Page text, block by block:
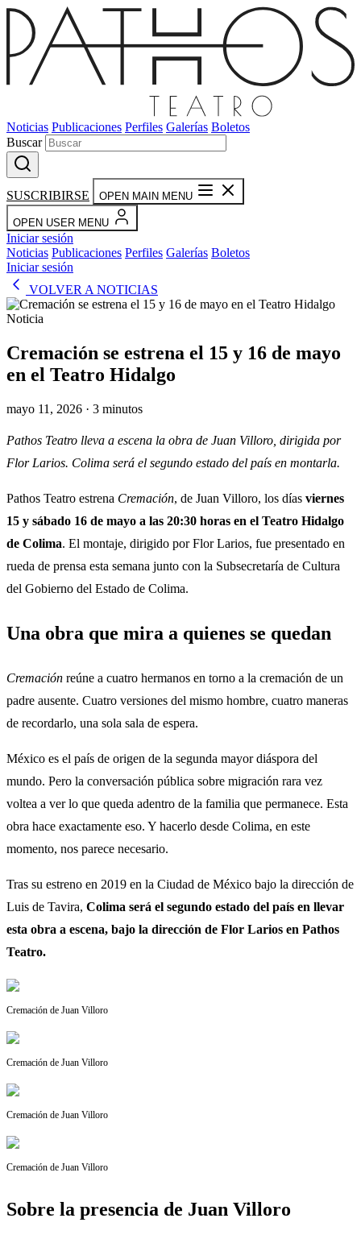
Noticias Publicaciones Perfiles Galerías Boletos
Buscar
SUSCRIBIRSE OPEN MAIN MENU
OPEN USER MENU
Iniciar sesión
Noticias Publicaciones Perfiles Galerías Boletos
Iniciar sesión
VOLVER A NOTICIAS
Noticia
Cremación se estrena el 15 y 16 de mayo
en el Teatro Hidalgo
mayo 11, 2026 · 3 minutos
Pathos Teatro lleva a escena la obra de Juan Villoro, dirigida por
Flor Larios. Colima será el segundo estado del país en montarla.
Pathos Teatro estrena Cremación, de Juan Villoro, los días viernes
15 y sábado 16 de mayo a las 20:30 horas en el Teatro Hidalgo
de Colima. El montaje, dirigido por Flor Larios, fue presentado en
rueda de prensa esta semana junto con la Subsecretaría de Cultura
del Gobierno del Estado de Colima.
Una obra que mira a quienes se quedan
Cremación reúne a cuatro hermanos en torno a la cremación de un
padre ausente. Cuatro versiones del mismo hombre, cuatro maneras
de recordarlo, una sola sala de espera.
México es el país de origen de la segunda mayor diáspora del
mundo. Pero la conversación pública sobre migración rara vez
voltea a ver lo que queda adentro de la familia que permanece. Esta
obra hace exactamente eso. Y hacerlo desde Colima, en este
momento, nos parece necesario.
Tras su estreno en 2019 en la Ciudad de México bajo la dirección de
Luis de Tavira, Colima será el segundo estado del país en llevar
esta obra a escena, bajo la dirección de Flor Larios en Pathos
Teatro.
Cremación de Juan Villoro
Cremación de Juan Villoro
Cremación de Juan Villoro
Cremación de Juan Villoro
Sobre la presencia de Juan Villoro